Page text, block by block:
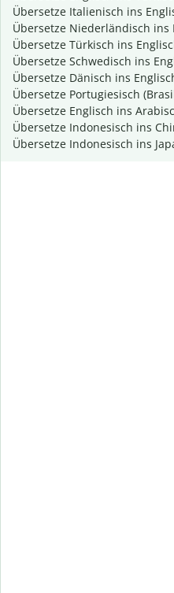
Übersetze Italienisch ins
Übersetze Niederländisch ins
Übersetze Türkisch ins
Übersetze Schwedisch ins
Übersetze Dänisch ins
Übersetze Portugiesisch
Übersetze Englisch ins
Übersetze Indonesisch ins
Übersetze Indonesisch ins